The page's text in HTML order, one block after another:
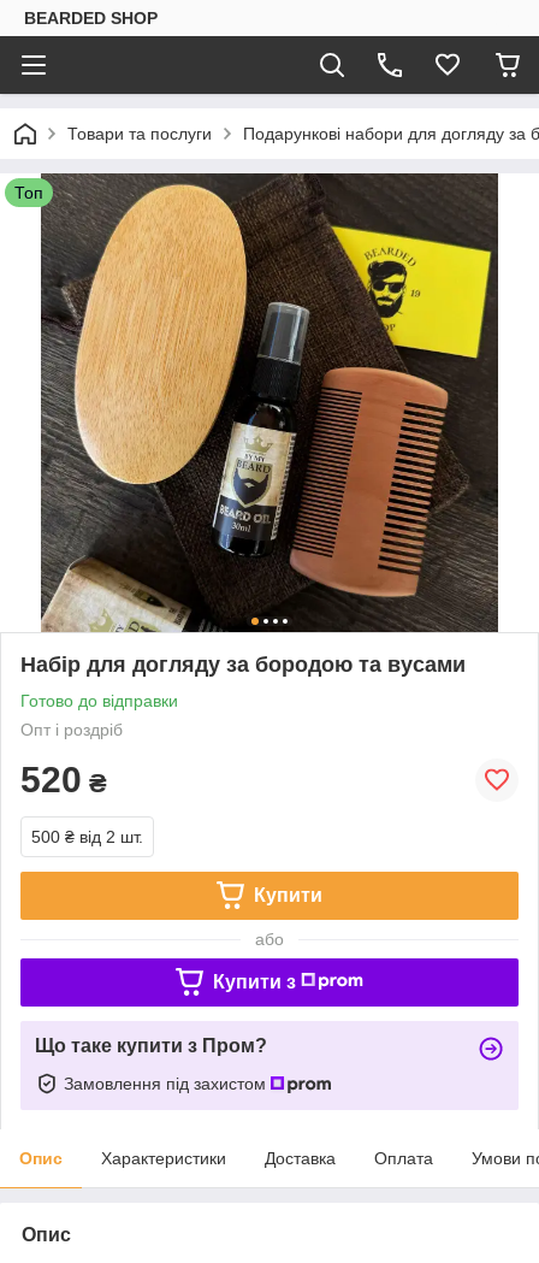
BEARDED SHOP
Товари та послуги Подарункові набори для догляду за
Топ
Набір для догляду за бородою та вусами
Готово до відправки
Опт і роздріб
520 ₴
500 ₴ від 2 шт.
Купити
або
Купити з
Що таке купити з Пром?
Замовлення під захистом
Опис Характеристики Доставка Оплата Умови
Опис